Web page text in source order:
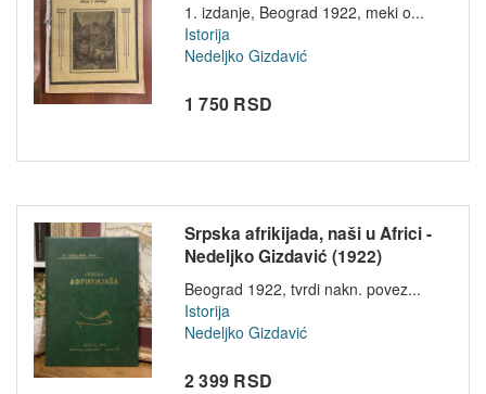
1. izdanje, Beograd 1922, meki o...
Istorija
Nedeljko Gizdavić
1 750 RSD
Srpska afrikijada, naši u Africi -
Nedeljko Gizdavić (1922)
Beograd 1922, tvrdi nakn. povez...
Istorija
Nedeljko Gizdavić
2 399 RSD